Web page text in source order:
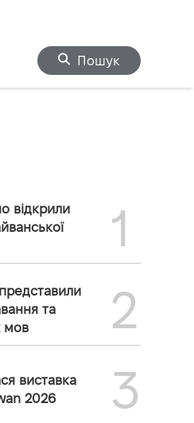
Пошук
відкрили
1
та
мов
2
виставка
2026
3